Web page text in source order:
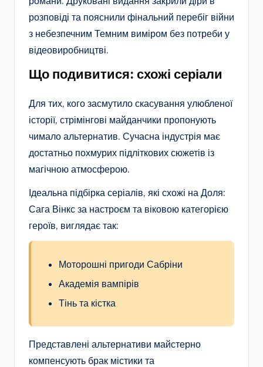
розповіді та пояснили фінальний перебіг війни
з небезпечним Темним виміром без потреби у
відеовиробництві.
Що подивитися: схожі серіали
Для тих, кого засмутило скасування улюбленої
історії, стрімінгові майданчики пропонують
чимало альтернатив. Сучасна індустрія має
достатньо похмурих підліткових сюжетів із
магічною атмосферою.
Ідеальна підбірка серіалів, які схожі на Доля:
Сага Вінкс за настроєм та віковою категорією
героїв, виглядає так:
Моторошні пригоди Сабріни
Академія вампірів
Тінь та кістка
Представлені альтернативи майстерно
компенсують брак містики та